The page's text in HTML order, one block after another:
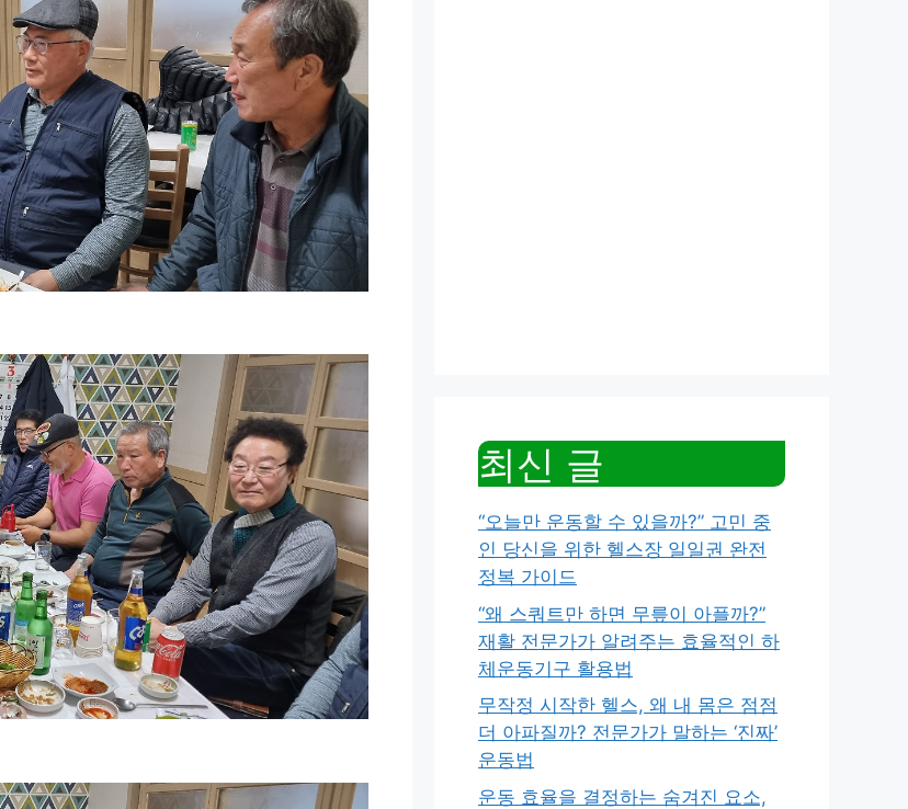
최신 글
“오늘만 운동할 수 있을까?” 고민 중
인 당신을 위한 헬스장 일일권 완전
정복 가이드
“왜 스쿼트만 하면 무릎이 아플까?”
재활 전문가가 알려주는 효율적인 하
체운동기구 활용법
무작정 시작한 헬스, 왜 내 몸은 점점
더 아파질까? 전문가가 말하는 ‘진짜’
운동법
운동 효율을 결정하는 숨겨진 요소,